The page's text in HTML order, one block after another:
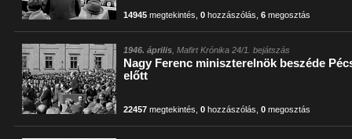
14945 megtekintés ,0 hozzászólás ,6 megosztás
1946. április , Mafirt Krónika 24/1. bejátszás
Nagy Ferenc miniszterelnök beszéde
előtt
22457 megtekintés ,0 hozzászólás ,0 megosztás